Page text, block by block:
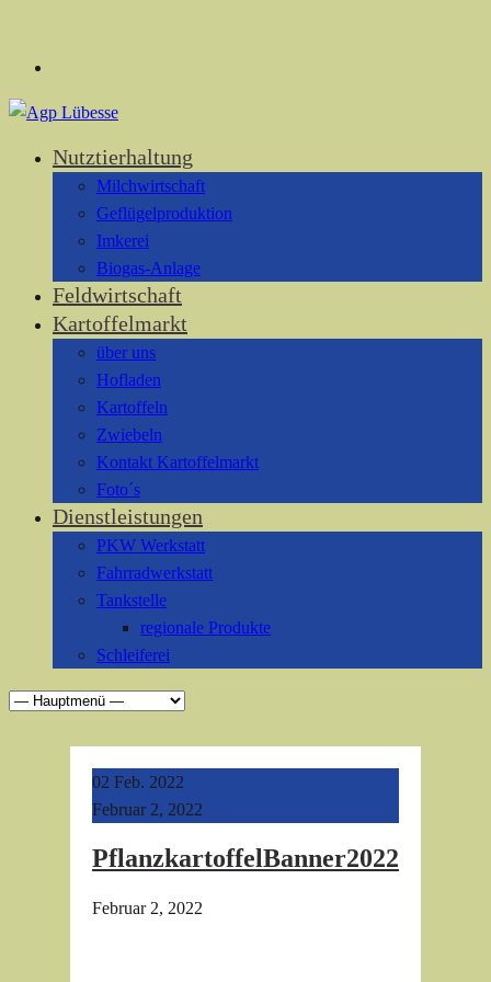
Nutztierhaltung
Milchwirtschaft
Geflügelproduktion
Imkerei
Biogas-Anlage
Feldwirtschaft
Kartoffelmarkt
über uns
Hofladen
Kartoffeln
Zwiebeln
Kontakt Kartoffelmarkt
Foto´s
Dienstleistungen
PKW Werkstatt
Fahrradwerkstatt
Tankstelle
regionale Produkte
Schleiferei
02 Feb. 2022
Februar 2, 2022
PflanzkartoffelBanner2022
Februar 2, 2022